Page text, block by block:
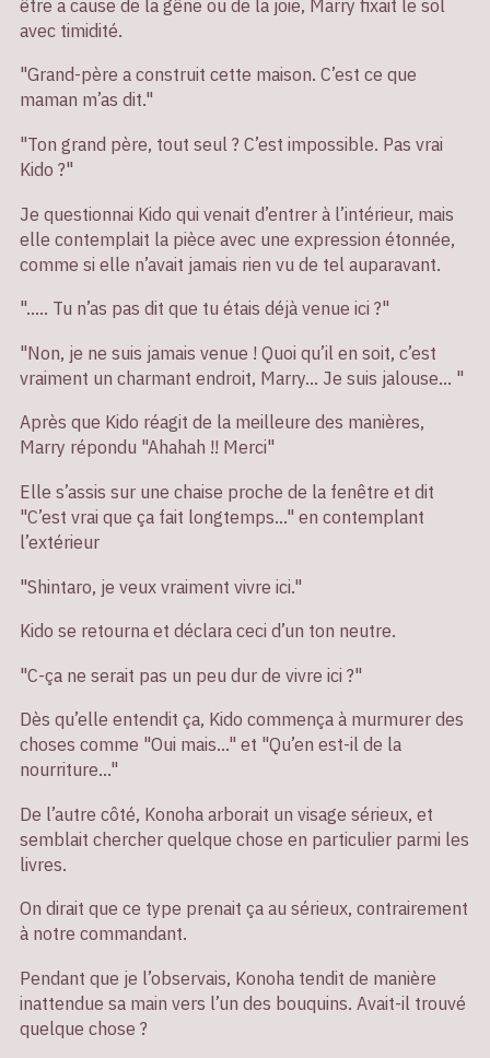
avec timidité.
"Grand-père a construit cette maison. C’est ce que
maman m’as dit."
"Ton grand père, tout seul ? C’est impossible. Pas vrai
Kido ?"
Je questionnai Kido qui venait d’entrer à l’intérieur, mais
elle contemplait la pièce avec une expression étonnée,
comme si elle n’avait jamais rien vu de tel auparavant.
"….. Tu n’as pas dit que tu étais déjà venue ici ?"
"Non, je ne suis jamais venue ! Quoi qu’il en soit, c’est
vraiment un charmant endroit, Marry… Je suis jalouse… "
Après que Kido réagit de la meilleure des manières,
Marry répondu "Ahahah !! Merci"
Elle s’assis sur une chaise proche de la fenêtre et dit
"C’est vrai que ça fait longtemps…" en contemplant
l’extérieur
"Shintaro, je veux vraiment vivre ici."
Kido se retourna et déclara ceci d’un ton neutre.
"C-ça ne serait pas un peu dur de vivre ici ?"
Dès qu’elle entendit ça, Kido commença à murmurer des
choses comme "Oui mais…" et "Qu’en est-il de la
nourriture…"
De l’autre côté, Konoha arborait un visage sérieux, et
semblait chercher quelque chose en particulier parmi les
livres.
On dirait que ce type prenait ça au sérieux, contrairement
à notre commandant.
Pendant que je l’observais, Konoha tendit de manière
inattendue sa main vers l’un des bouquins. Avait-il trouvé
quelque chose ?